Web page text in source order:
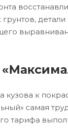
детали
кузова к
самая
тарифа